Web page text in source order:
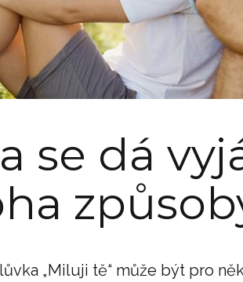
se dá
„Miluji tě“ může být pro